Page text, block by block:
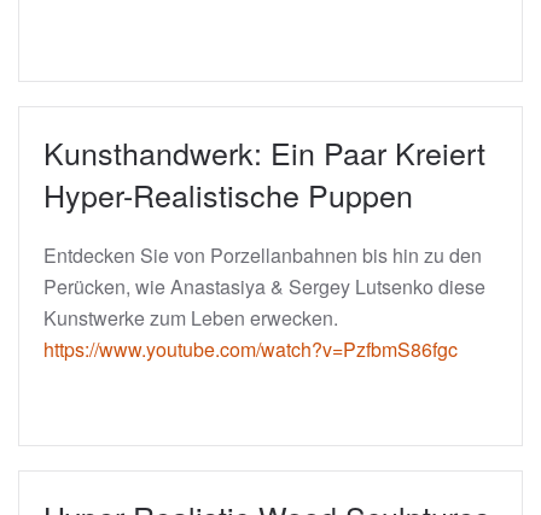
Kunsthandwerk: Ein Paar Kreiert
Hyper-Realistische Puppen
Entdecken Sie von Porzellanbahnen bis hin zu den
Perücken, wie Anastasiya & Sergey Lutsenko diese
Kunstwerke zum Leben erwecken.
https://www.youtube.com/watch?v=PzfbmS86fgc